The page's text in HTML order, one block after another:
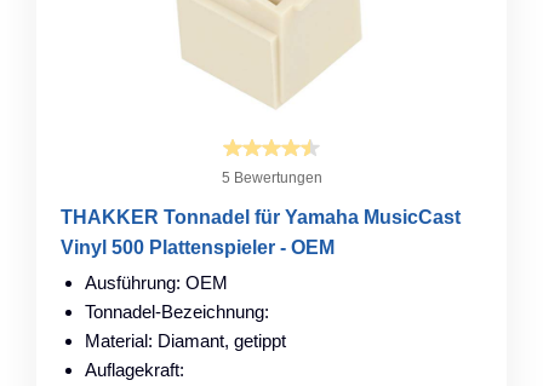
5 Bewertungen
THAKKER Tonnadel für Yamaha MusicCast
Vinyl 500 Plattenspieler - OEM
Ausführung: OEM
Tonnadel-Bezeichnung:
Material: Diamant, getippt
Auflagekraft: